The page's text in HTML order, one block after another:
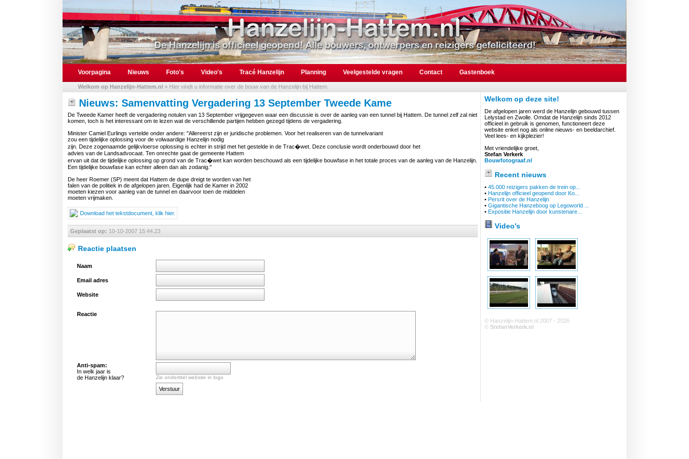
Voorpagina Nieuws Foto's Video's Tracé Hanzelijn Planning Veelgestelde vragen Contact Gastenboek
Welkom op Hanzelijn-Hattem.nl » Hier vindt u informatie over de bouw van de Hanzelijn bij Hattem.
Nieuws: Samenvatting Vergadering 13 September Tweede Kame
De Tweede Kamer heeft de vergadering notulen van 13 September vrijgegeven waar een discussie is over de aanleg van een tunnel bij Hattem. De tunnel zelf zal niet
komen, toch is het interessant om te lezen wat de verschillende partijen hebben gezegd tijdens de vergadering.
Minister Camiel Eurlings vertelde onder andere: "Allereerst zijn er juridische problemen. Voor het realiseren van de tunnelvariant
zou een tijdelijke oplossing voor de volwaardige Hanzelijn nodig
zijn. Deze zogenaamde gelijkvloerse oplossing is echter in strijd met het gestelde in de Trac�wet. Deze conclusie wordt onderbouwd door het
advies van de Landsadvocaat. Ten onrechte gaat de gemeente Hattem
ervan uit dat de tijdelijke oplossing op grond van de Trac�wet kan worden beschouwd als een tijdelijke bouwfase in het totale proces van de aanleg van de Hanzelijn.
Een tijdelijke bouwfase kan echter alleen dan als zodanig."
De heer Roemer (SP) meent dat Hattem de dupe dreigt te worden van het
falen van de politiek in de afgelopen jaren. Eigenlijk had de Kamer in 2002
moeten kiezen voor aanleg van de tunnel en daarvoor toen de middelen
moeten vrijmaken.
Download het tekstdocument, klik hier.
Geplaatst op: 10-10-2007 15:44.23
Reactie plaatsen
Naam
Email adres
Website
Reactie
Anti-spam:
In welk jaar is
de Hanzelijn klaar?
Zie ondertitel website in logo
Welkom op deze site!
De afgelopen jaren werd de Hanzelijn gebouwd tussen
Lelystad en Zwolle. Omdat de Hanzelijn sinds 2012
officieel in gebruik is genomen, functioneert deze
website enkel nog als online nieuws- en beeldarchief.
Veel lees- en kijkplezier!
Met vriendelijke groet,
Stefan Verkerk
Bouwfotograaf.nl
Recent nieuws
• 45.000 reizigers pakken de trein op...
• Hanzelijn officieel geopend door Ko...
• Persrit over de Hanzelijn
• Gigantische Hanzeboog op Legoworld ...
• Expositie Hanzelijn door kunstenare...
Video's
© Hanzelijn-Hattem.nl 2007 - 2026
© StefanVerkerk.nl